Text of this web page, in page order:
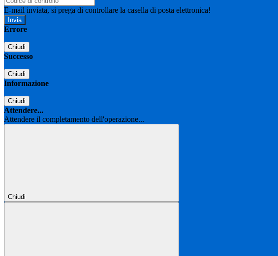
E-mail inviata, si prega di controllare la casella di posta elettronica!
Errore
Chiudi
Successo
Chiudi
Informazione
Chiudi
Attendere...
Attendere il completamento dell'operazione...
Chiudi